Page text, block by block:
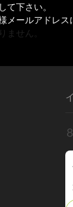
て下さい。
メールアドレス
ません。